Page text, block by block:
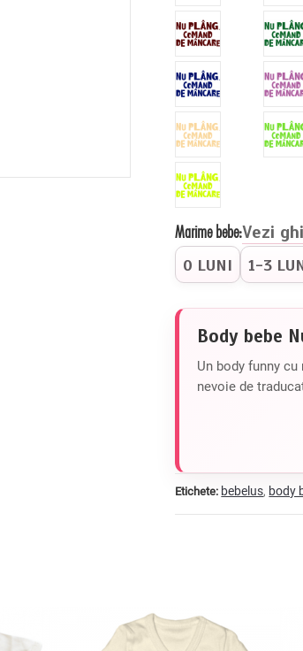
Marime bebe:Vezi
0 LUNI 1-3
Body bebe
Un body funny
nevoie de
Etichete: bebelus, body